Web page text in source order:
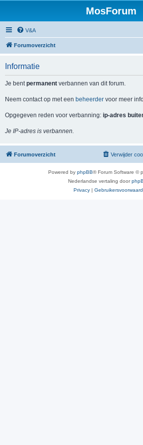
MosForum
V&A
Forumoverzicht
Informatie
Je bentpermanent verbannen van dit forum.
Neem contact op met een beheerder voor meer
Opgegeven reden voor verbanning: ip-adres
Je IP-adres is verbannen.
Forumoverzicht Verwijder
Powered by phpBB® Forum Software ©
Nederlandse vertaling door
Privacy |